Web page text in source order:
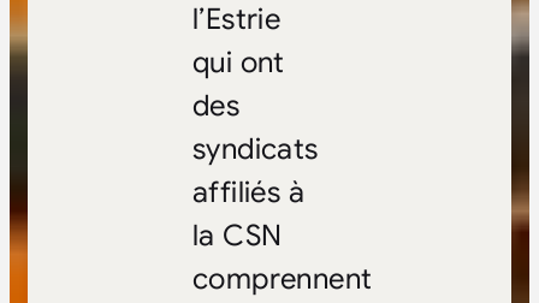
l’Estrie
qui ont
des
syndicats
affiliés à
la CSN
comprennent